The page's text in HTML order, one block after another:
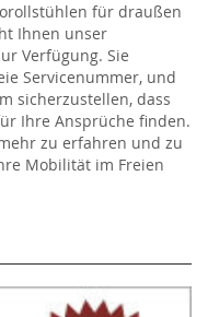
für draußen
Ihnen unser
Verfügung. Sie
Servicenummer, und
sicherzustellen, dass
Ihre Ansprüche finden.
zu erfahren und zu
Mobilität im Freien